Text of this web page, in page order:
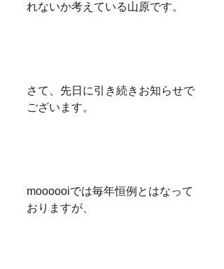
れないか考えている山原です。
さて、先日に引き続きお知らせで
ございます。
moooooiでは毎年恒例とはなって
おりますが、